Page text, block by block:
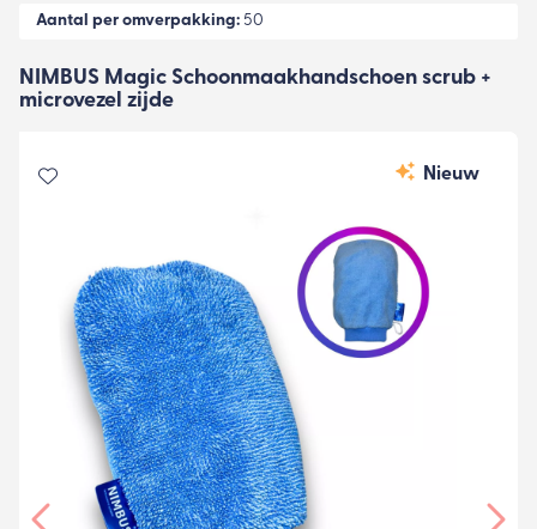
Nieuw
NIMBUS Magic Schoonmaakhandschoen scrub +
microvezel zijde
Aantal per omverpakking: 50